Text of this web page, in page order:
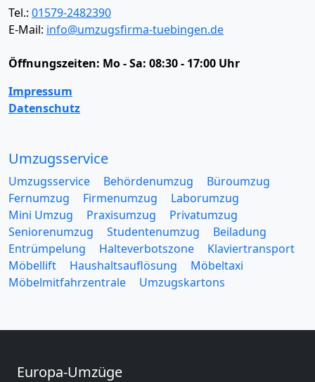
Tel.: 01579-2482390
E-Mail: info@umzugsfirma-tuebingen.de
Öffnungszeiten: Mo - Sa: 08:30 - 17:00 Uhr
Impressum
Datenschutz
Umzugsservice
Umzugsservice Behördenumzug
Büroumzug
Fernumzug
Firmenumzug
Laborumzug
Mini Umzug
Praxisumzug
Privatumzug
Seniorenumzug
Studentenumzug
Beiladung
Entrümpelung
Halteverbotszone
Klaviertransport
Möbellift
Haushaltsauflösung
Möbeltaxi
Möbelmitfahrzentrale
Umzugskartons
Europa-Umzüge